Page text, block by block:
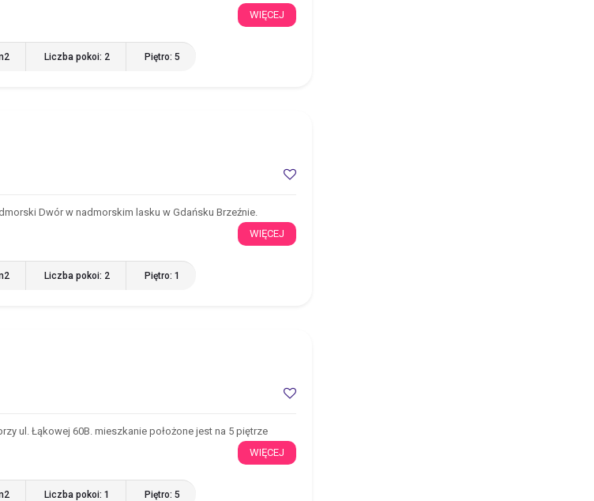
WIĘCEJ
Liczba pokoi: 2 Piętro: 5
Dwór w nadmorskim lasku w Gdańsku Brzeźnie.
WIĘCEJ
Liczba pokoi: 2 Piętro: 1
ul. Łąkowej 60B. mieszkanie położone jest na 5 piętrze
WIĘCEJ
Liczba pokoi: 1 Piętro: 5